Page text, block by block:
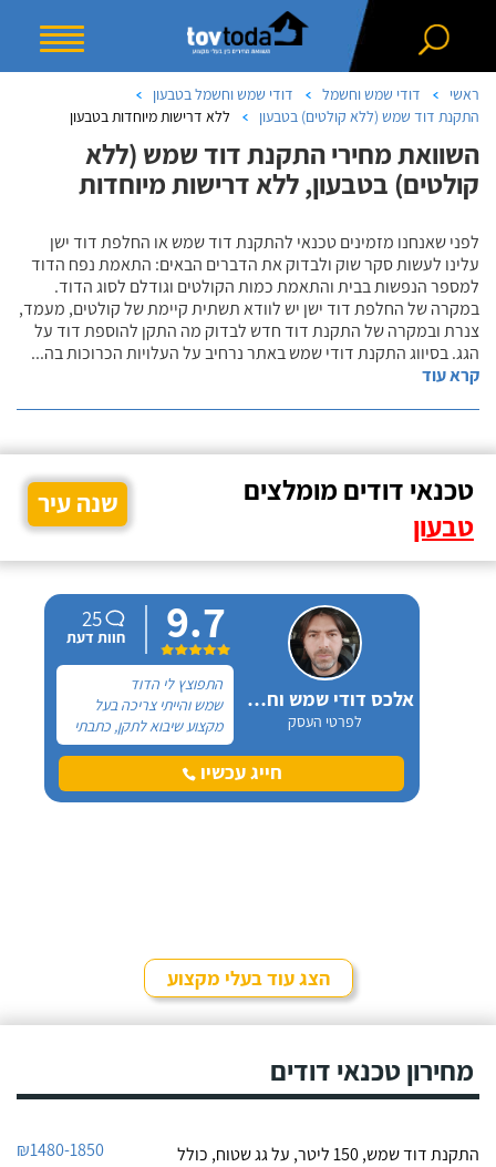
ראשי דודי שמש וחשמל
דודי שמש וחשמל בטבעון
התקנת דוד שמש (ללא קולטים) בטבעון
ללא דרישות מיוחדות בטבעון
השוואת מחירי התקנת דוד שמש (ללא
קולטים) בטבעון, ללא דרישות מיוחדות
לפני שאנחנו מזמינים טכנאי להתקנת דוד שמש או החלפת דוד ישן
עלינו לעשות סקר שוק ולבדוק את הדברים הבאים: התאמת נפח הדוד
למספר הנפשות בבית והתאמת כמות הקולטים וגודלם לסוג הדוד.
במקרה של החלפת דוד ישן יש לוודא תשתית קיימת של קולטים, מעמד,
צנרת ובמקרה של התקנת דוד חדש לבדוק מה התקן להוספת דוד על
הגג. בסיווג התקנת דודי שמש באתר נרחיב על העלויות הכרוכות בה...
קרא עוד
טכנאי דודים מומלצים
טבעון
שנה עיר
אלכס דודי שמש וחשמל
לפרטי העסק
9.7
25
חוות דעת
התפוצץ לי הדוד
שמש והייתי צריכה בעל
מקצוע שיבוא לתקן, כתבתי
בגוגל טכנאי דודים ואז
הגעתי לקבוצה של העיר
חיפה בפייסבוק, שם כמה
חייג עכשיו
הצג עוד בעלי מקצוע
מחירון טכנאי דודים
התקנת דוד שמש, 150 ליטר, על גג שטוח, כולל
₪1480-1850